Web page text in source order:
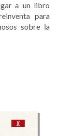
a un libro
para
sobre la